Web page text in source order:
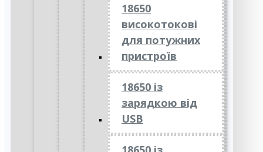
18650
високотокові
для потужних
пристроїв
18650 із
зарядкою від
USB